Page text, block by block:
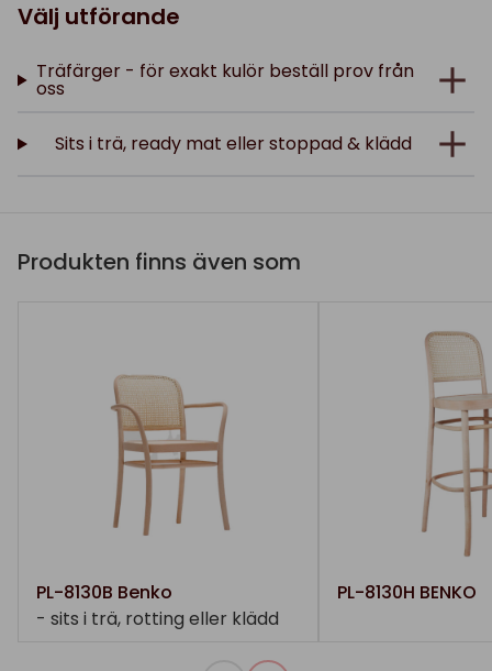
Välj utförande
Träfärger - för exakt kulör beställ prov från
oss
Sits i trä, ready mat eller stoppad & klädd
Produkten finns även som
PL-8130B Benko
- sits i trä, rotting eller klädd
PL-8130H BENKO